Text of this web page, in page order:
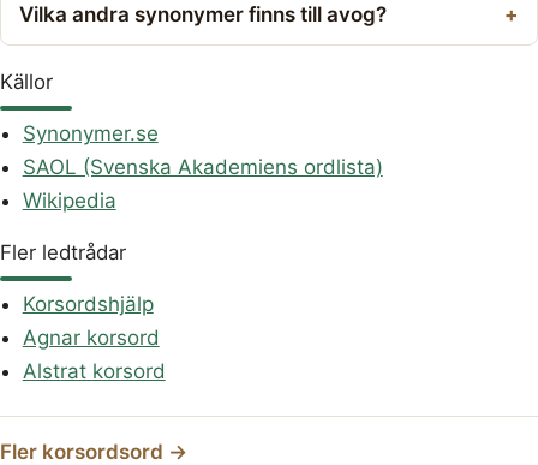
Vilka andra synonymer finns till avog?
Källor
Synonymer.se
SAOL (Svenska Akademiens ordlista)
Wikipedia
Fler ledtrådar
Korsordshjälp
Agnar korsord
Alstrat korsord
Fler korsordsord →